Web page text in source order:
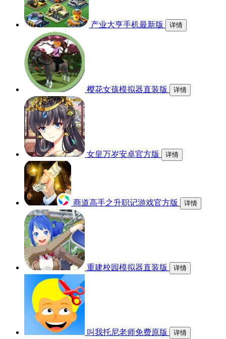
产业大亨手机最新版 详情
樱花女孩模拟器直装版 详情
女皇万岁安卓官方版 详情
商道高手之升职记游戏官方版 详情
重建校园模拟器直装版 详情
叫我托尼老师免费原版 详情